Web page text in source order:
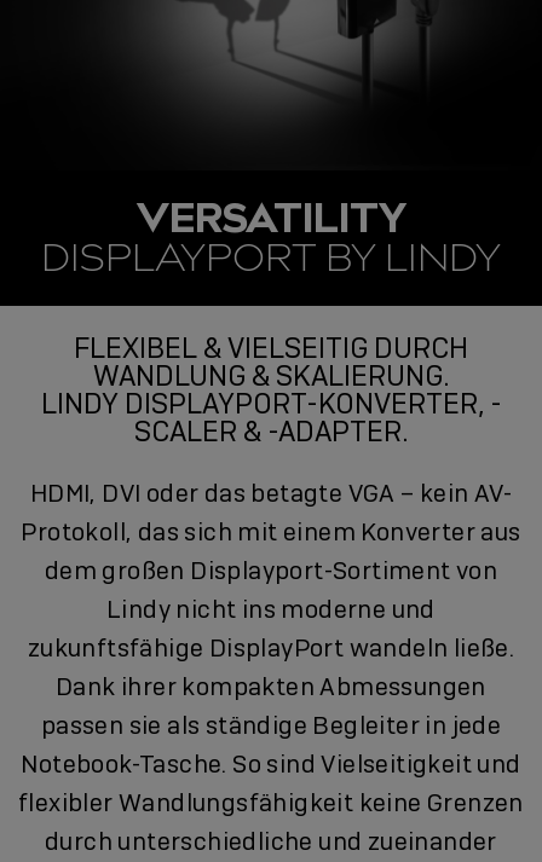
VERSATILITY
DISPLAYPORT BY LINDY
FLEXIBEL & VIELSEITIG DURCH
WANDLUNG & SKALIERUNG.
LINDY DISPLAYPORT-KONVERTER, -
SCALER & -ADAPTER.
HDMI, DVI oder das betagte VGA – kein AV-
Protokoll, das sich mit einem Konverter aus
dem großen Displayport-Sortiment von
Lindy nicht ins moderne und
zukunftsfähige DisplayPort wandeln ließe.
Dank ihrer kompakten Abmessungen
passen sie als ständige Begleiter in jede
Notebook-Tasche. So sind Vielseitigkeit und
flexibler Wandlungsfähigkeit keine Grenzen
durch unterschiedliche und zueinander